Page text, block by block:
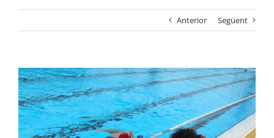
SERVEIS
INFANTS
Anterior Següent
View
Larger
Image